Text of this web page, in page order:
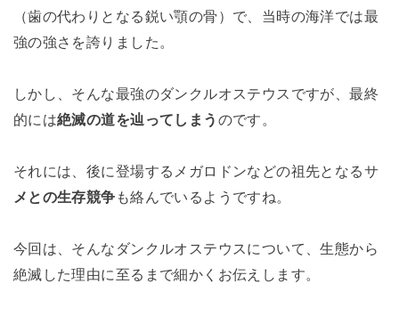
（歯の代わりとなる鋭い顎の骨）で、当時の海洋では最
強の強さを誇りました。
しかし、そんな最強のダンクルオステウスですが、最終
的には絶滅の道を辿ってしまう のです。
それには、後に登場するメガロドンなどの祖先となるサ
メとの生存競争 も絡んでいるようですね。
今回は、そんなダンクルオステウスについて、生態から
絶滅した理由に至るまで細かくお伝えします。